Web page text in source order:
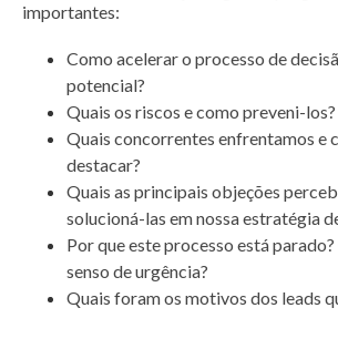
importantes:
Como acelerar o processo de
potencial?
Quais os riscos e como preveni-los?
Quais concorrentes enfrentamos e
destacar?
Quais as principais objeções
solucioná-las em nossa estratégia
Por que este processo está
senso de urgência?
Quais foram os motivos dos leads